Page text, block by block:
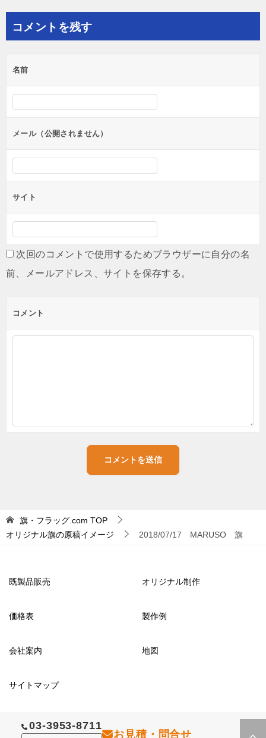
ビ
ー
シ
ョ
ン
コメントを残す
名前
メール（公開されません）
サイト
次回のコメントで使用するためブラウザーに自分の名
前、メールアドレス、サイトを保存する。
コメント
旗・フラッグ.com TOP
オリジナル旗の原稿イメージ
2018/07/17 MARUSO 旗
既製品販売 オリジナル制作
価格表 製作例
会社案内 地図
サイトマップ
© 2012 旗・フラッグ.com
03-3953-8711
お見積・問合せ